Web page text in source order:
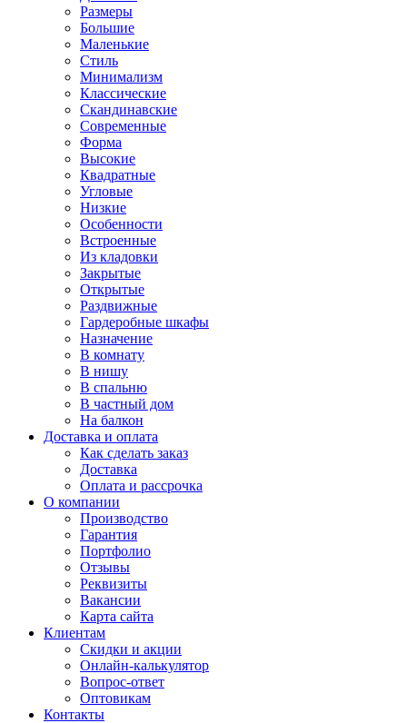
Размеры
Большие
Маленькие
Стиль
Минимализм
Классические
Скандинавские
Современные
Форма
Высокие
Квадратные
Угловые
Низкие
Особенности
Встроенные
Из кладовки
Закрытые
Открытые
Раздвижные
Гардеробные шкафы
Назначение
В комнату
В нишу
В спальню
В частный дом
На балкон
Доставка и оплата
Как сделать заказ
Доставка
Оплата и рассрочка
О компании
Производство
Гарантия
Портфолио
Отзывы
Реквизиты
Вакансии
Карта сайта
Клиентам
Скидки и акции
Онлайн-калькулятор
Вопрос-ответ
Оптовикам
Контакты